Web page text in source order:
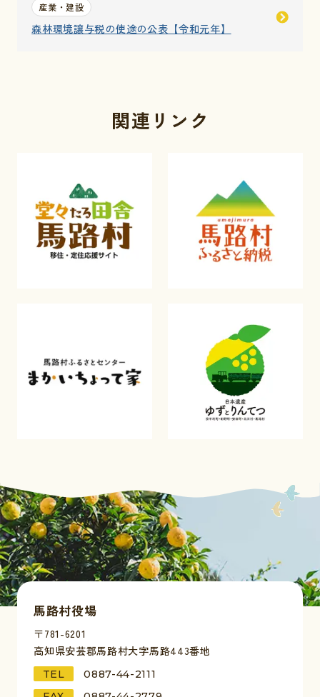
産業・建設
森林環境譲与税の使途の公表【令和元年】
関連リンク
馬路村役場
〒781-6201
高知県安芸郡馬路村大字馬路443番地
TEL
0887-44-2111